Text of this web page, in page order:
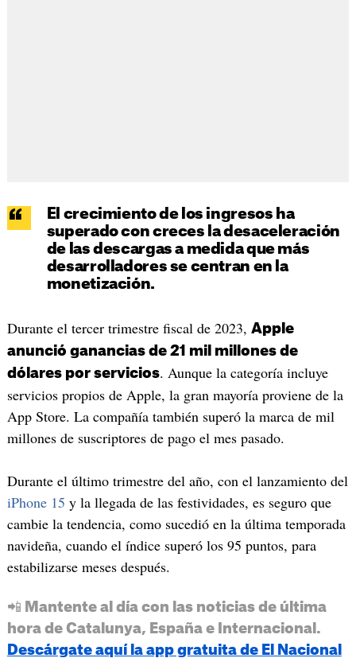
El crecimiento de los ingresos ha
superado con creces la desaceleración
de las descargas a medida que más
desarrolladores se centran en la
monetización.
Durante el tercer trimestre fiscal de 2023, Apple
anunció ganancias de 21 mil millones de
dólares por servicios. Aunque la categoría incluye
servicios propios de Apple, la gran mayoría proviene de la
App Store. La compañía también superó la marca de mil
millones de suscriptores de pago el mes pasado.
Durante el último trimestre del año, con el lanzamiento del
iPhone 15 y la llegada de las festividades, es seguro que
cambie la tendencia, como sucedió en la última temporada
navideña, cuando el índice superó los 95 puntos, para
estabilizarse meses después.
📲 Mantente al día con las noticias de última
hora de Catalunya, España e Internacional.
Descárgate aquí la app gratuita de El Nacional